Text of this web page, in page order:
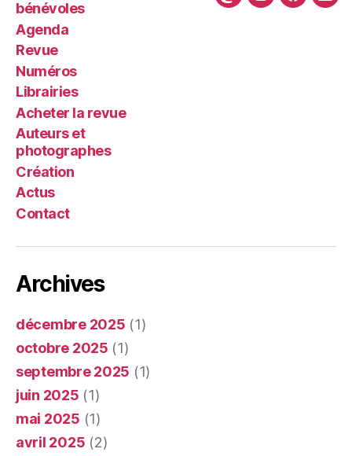
bénévoles
Agenda
Revue
Numéros
Librairies
Acheter la revue
Auteurs et
photographes
Création
Actus
Contact
Archives
décembre 2025 (1)
octobre 2025 (1)
septembre 2025 (1)
juin 2025 (1)
mai 2025 (1)
avril 2025 (2)